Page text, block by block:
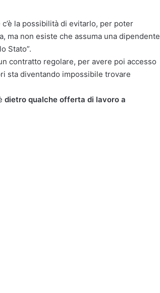
la possibilità di evitarlo, per poter
ma non esiste che assuma una dipendente
Stato”.
contratto regolare, per avere poi accesso
sta diventando impossibile trovare
dietro qualche offerta di lavoro a